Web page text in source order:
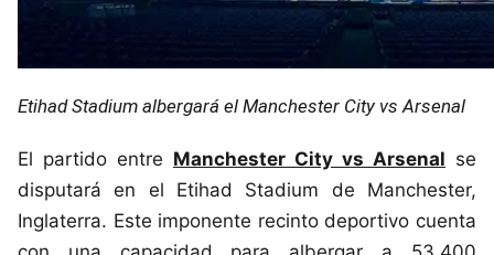
Etihad Stadium albergará el Manchester City vs Arsenal
El partido entre Manchester City vs Arsenal se
disputará en el Etihad Stadium de Manchester,
Inglaterra. Este imponente recinto deportivo cuenta